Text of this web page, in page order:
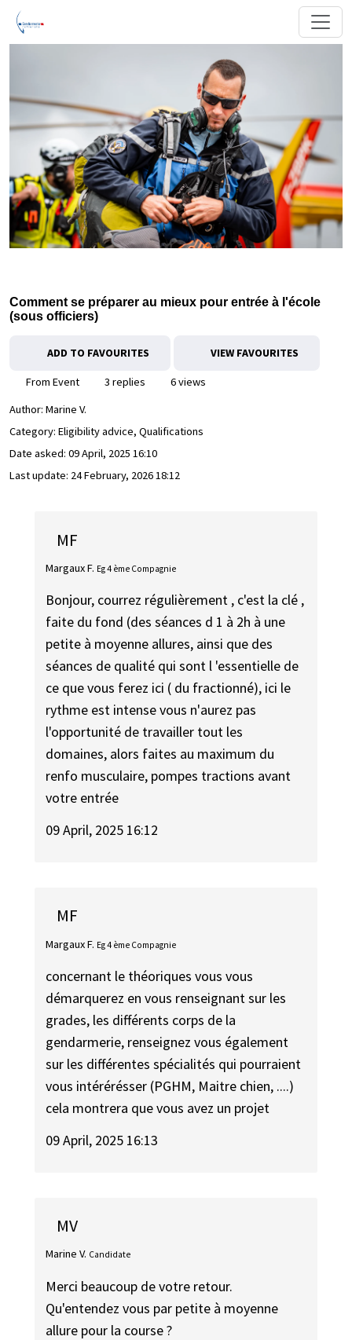
Comment se préparer au mieux pour entrée à l'école
(sous officiers)
ADD TO FAVOURITES VIEW FAVOURITES
From Event 3 replies
6 views
Author: Marine V.
Category: Eligibility advice, Qualifications
Date asked: 09 April, 2025 16:10
Last update: 24 February, 2026 18:12
MF
Margaux F. Eg 4 ème Compagnie
Bonjour, courrez régulièrement , c'est la clé ,
faite du fond (des séances d 1 à 2h à une
petite à moyenne allures, ainsi que des
séances de qualité qui sont l 'essentielle de
ce que vous ferez ici ( du fractionné), ici le
rythme est intense vous n'aurez pas
l'opportunité de travailler tout les
domaines, alors faites au maximum du
renfo musculaire, pompes tractions avant
votre entrée
09 April, 2025 16:12
MF
Margaux F. Eg 4 ème Compagnie
concernant le théoriques vous vous
démarquerez en vous renseignant sur les
grades, les différents corps de la
gendarmerie, renseignez vous également
sur les différentes spécialités qui pourraient
vous intérérésser (PGHM, Maitre chien, ....)
cela montrera que vous avez un projet
09 April, 2025 16:13
MV
Marine V. Candidate
Merci beaucoup de votre retour.
Qu'entendez vous par petite à moyenne
allure pour la course ?